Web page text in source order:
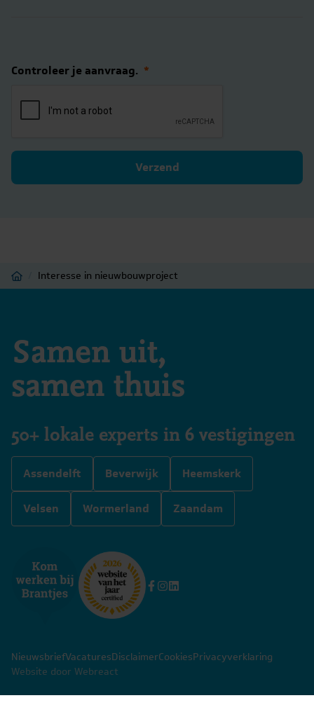
Controleer je aanvraag. *
Verzend
Home Interesse in nieuwbouwproject
Samen uit,
samen thuis
50+ lokale experts in 6 vestigingen
Assendelft Beverwijk Heemskerk
Velsen Wormerland Zaandam
NieuwsbriefVacaturesDisclaimerCookiesPrivacyverklaring
Website door Webreact